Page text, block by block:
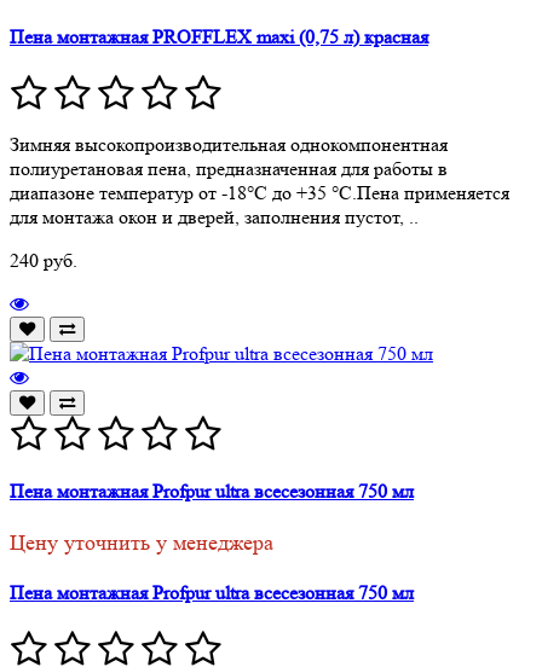
Пена монтажная PROFFLEX maxi (0,75 л) красная
Зимняя высокопроизводительная однокомпонентная
полиуретановая пена, предназначенная для работы в
диапазоне температур от -18°С до +35 °С.Пена применяется
для монтажа окон и дверей, заполнения пустот, ..
240 руб.
Пена монтажная Profpur ultra всесезонная 750 мл
Цену уточнить у менеджера
Пена монтажная Profpur ultra всесезонная 750 мл